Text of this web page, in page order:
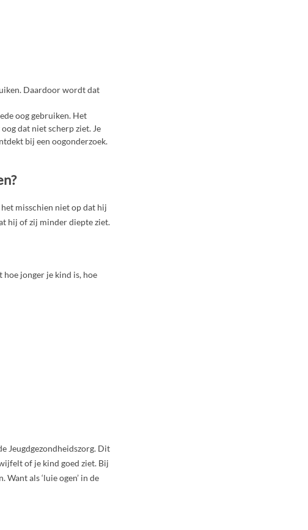
Daardoor wordt dat
oog gebruiken. Het
dat niet scherp ziet. Je
bij een oogonderzoek.
misschien niet op dat hij
hij of zij minder diepte ziet.
jonger je kind is, hoe
Jeugdgezondheidszorg. Dit
of je kind goed ziet. Bij
als ‘luie ogen’ in de